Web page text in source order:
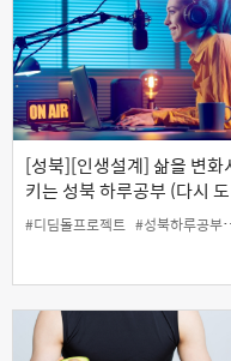
[성북][인생설계] 삶을 변화
키는 성북 하루공부 (다시 도
전, 인생 2막 시니어 방송인 도
전기)
#디딤돌프로젝트 #성북하루공부